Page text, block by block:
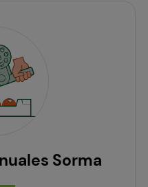
Sorma